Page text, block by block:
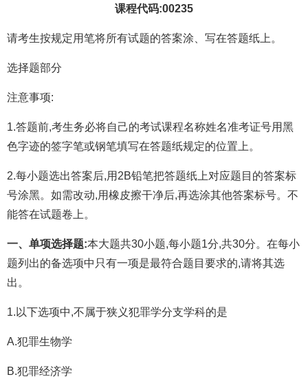
课程代码:00235
请考生按规定用笔将所有试题的答案涂、写在答题纸上。
选择题部分
注意事项:
1.答题前,考生务必将自己的考试课程名称姓名准考证号用黑
色字迹的签字笔或钢笔填写在答题纸规定的位置上。
2.每小题选出答案后,用2B铅笔把答题纸上对应题目的答案标
号涂黑。如需改动,用橡皮擦干净后,再选涂其他答案标号。不
能答在试题卷上。
一、单项选择题:本大题共30小题,每小题1分,共30分。在每小
题列出的备选项中只有一项是最符合题目要求的,请将其选
出。
1.以下选项中,不属于狭义犯罪学分支学科的是
A.犯罪生物学
B.犯罪经济学